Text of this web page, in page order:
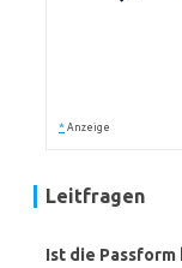
* Anzeige
Leitfragen
Ist die Passform